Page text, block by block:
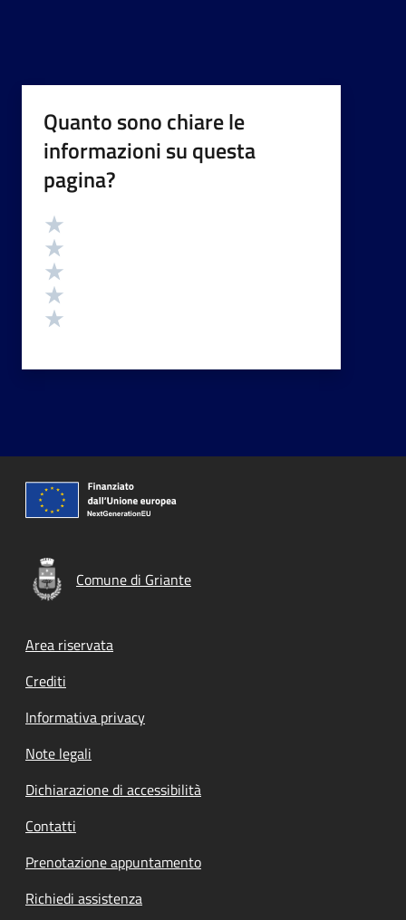
Quanto sono chiare le
informazioni su questa
pagina?
Valutazione
Comune di Griante
Footer menu
Area riservata
Crediti
Informativa privacy
Note legali
Dichiarazione di accessibilità
Contatti
Prenotazione appuntamento
Richiedi assistenza